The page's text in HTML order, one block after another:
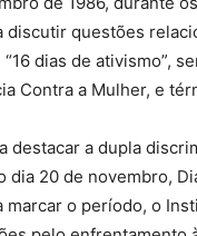
discutir questões
dias de ativismo”,
Contra a Mulher, e
destacar a dupla
dia 20 de novembro,
marcar o período, o